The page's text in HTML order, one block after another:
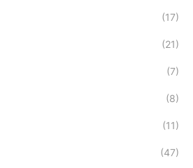
(17)
(21)
(7)
(8)
(11)
(47)